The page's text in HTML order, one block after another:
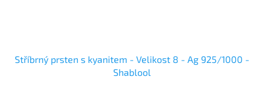
Stříbrný prsten s kyanitem - Velikost 8 - Ag 925/1000 -
Shablool